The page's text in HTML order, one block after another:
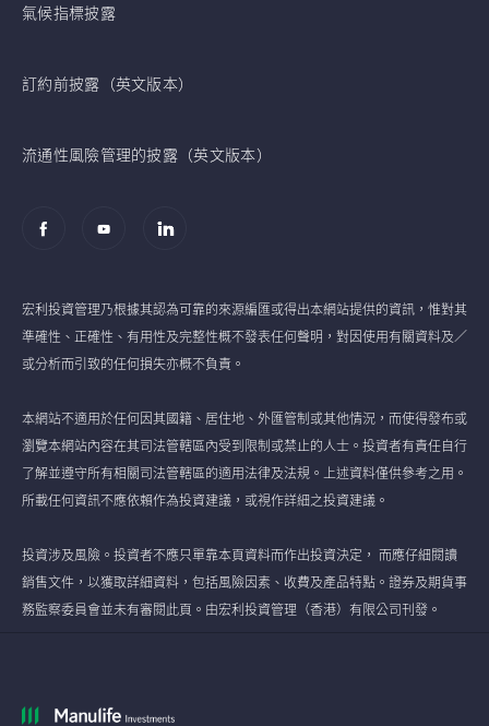
氣候指標披露
訂約前披露（英文版本）
流通性風險管理的披露（英文版本）
宏利投資管理乃根據其認為可靠的來源編匯或得出本網站提供的資訊，惟對其
準確性、正確性、有用性及完整性概不發表任何聲明，對因使用有關資料及／
或分析而引致的任何損失亦概不負責。
本網站不適用於任何因其國籍、居住地、外匯管制或其他情況，而使得發布或
瀏覽本網站內容在其司法管轄區內受到限制或禁止的人士。投資者有責任自行
了解並遵守所有相關司法管轄區的適用法律及法規。上述資料僅供參考之用。
所載任何資訊不應依賴作為投資建議，或視作詳細之投資建議。
投資涉及風險。投資者不應只單靠本頁資料而作出投資決定， 而應仔細閱讀
銷售文件，以獲取詳細資料，包括風險因素、收費及產品特點。證券及期貨事
務監察委員會並未有審閱此頁。由宏利投資管理（香港）有限公司刊發。